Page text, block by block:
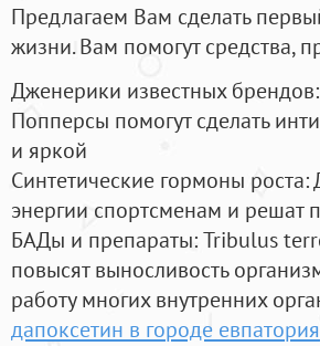
Предлагаем Вам сделать
жизни. Вам помогут средства,
Дженерики известных брендов:
Попперсы помогут сделать
и яркой
Синтетические гормоны роста:
энергии спортсменам и решат
БАДы и препараты:Tribulus
повысят выносливость
работу многих внутренних
дапоксетин в городе евпатория